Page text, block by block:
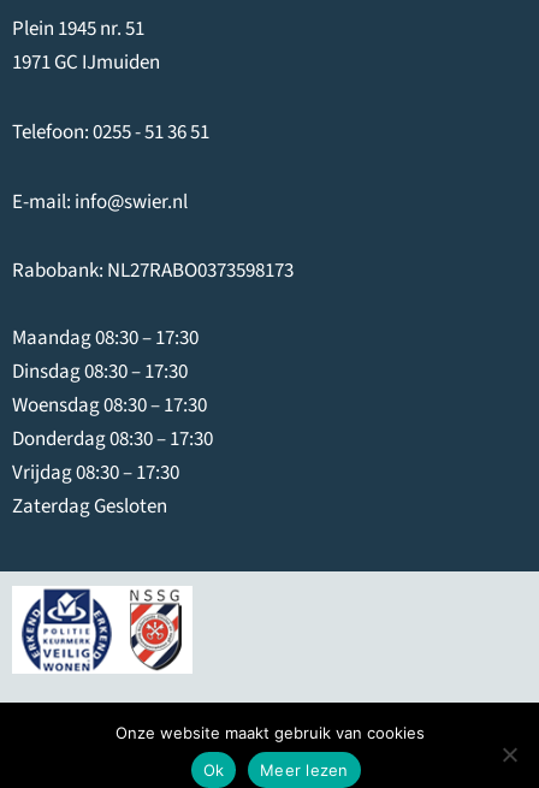
Plein 1945 nr. 51
1971 GC IJmuiden
Telefoon:0255 - 51 36 51
E-mail: info@swier.nl
Rabobank: NL27RABO0373598173
Maandag 08:30 – 17:30
Dinsdag 08:30 – 17:30
Woensdag 08:30 – 17:30
Donderdag 08:30 – 17:30
Vrijdag 08:30 – 17:30
Zaterdag Gesloten
Hosting door hostingindustries.nl
Website & online marketing door dewebspecialist.nl
Onze website maakt gebruik van cookies
Ok
Meer lezen